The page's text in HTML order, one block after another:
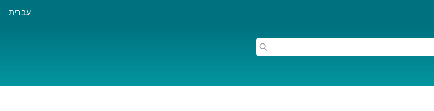
עברית